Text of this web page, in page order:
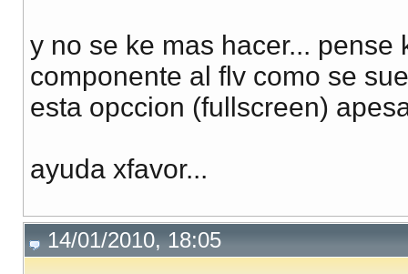
y no se ke mas hacer...
componente al flv como se
esta opccion (fullscreen)
ayuda xfavor...
14/01/2010, 18:05